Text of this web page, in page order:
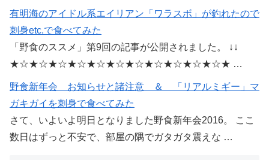
有明海のアイドル系エイリアン「ワラスボ」が釣れたので
刺身etc.で食べてみた
「野食のススメ」第9回の記事が公開されました。 ↓↓
★☆★☆★☆★☆★☆★☆★☆★☆★☆★☆★☆★ …
野食新年会 お知らせと諸注意 ＆ 「リアルミギー」マ
ガキガイを刺身で食べてみた
さて、いよいよ明日となりました野食新年会2016。 ここ
数日はずっと不安で、部屋の隅でガタガタ震えな …